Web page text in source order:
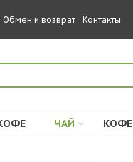
Обмен и возврат Контакты
ЧАЙ КОФЕ